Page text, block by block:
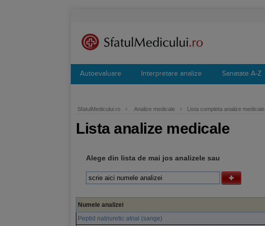
Autoevaluare Interpretare analize Sanatate A-Z
SfatulMedicului.ro › Analize medicale › Lista completa analize medicale
Lista analize medicale
Alege din lista de mai jos analizele sau
Numele analizei
Peptid natriuretic atrial (sange)